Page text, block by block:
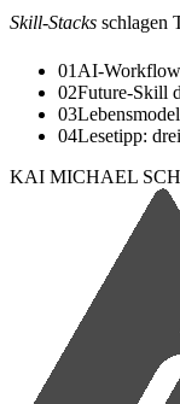
Skill-Stacks schlagen
01 AI-
02Future-Skill
03
04Lesetipp:
KAI MICHAEL